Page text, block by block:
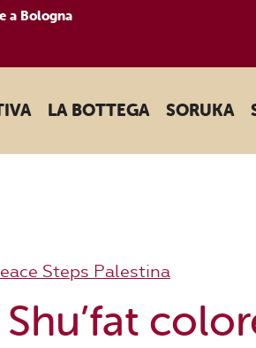
a Bologna
LA BOTTEGA SORUKA
Steps Palestina